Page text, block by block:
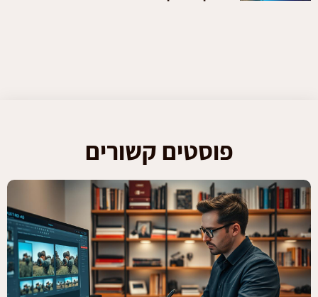
פוסטים קשורים